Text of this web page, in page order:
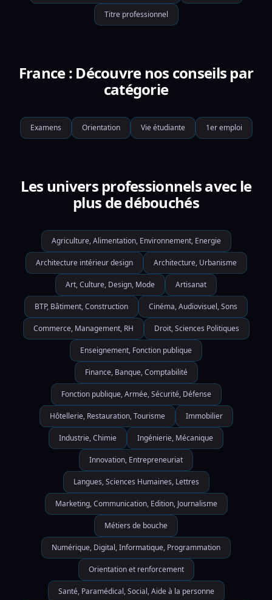
Titre professionnel
France : Découvre nos conseils par
catégorie
Examens Orientation Vie étudiante 1er emploi
Les univers professionnels avec le
plus de débouchés
Agriculture, Alimentation, Environnement, Energie
Architecture intérieur design Architecture, Urbanisme
Art, Culture, Design, Mode Artisanat
BTP, Bâtiment, Construction Cinéma, Audiovisuel, Sons
Commerce, Management, RH Droit, Sciences Politiques
Enseignement, Fonction publique
Finance, Banque, Comptabilité
Fonction publique, Armée, Sécurité, Défense
Hôtellerie, Restauration, Tourisme Immobilier
Industrie, Chimie Ingénierie, Mécanique
Innovation, Entrepreneuriat
Langues, Sciences Humaines, Lettres
Marketing, Communication, Edition, Journalisme
Métiers de bouche
Numérique, Digital, Informatique, Programmation
Orientation et renforcement
Santé, Paramédical, Social, Aide à la personne